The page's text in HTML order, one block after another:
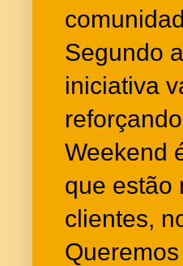
Segundo
iniciativa
Weekend
que estão
clientes,